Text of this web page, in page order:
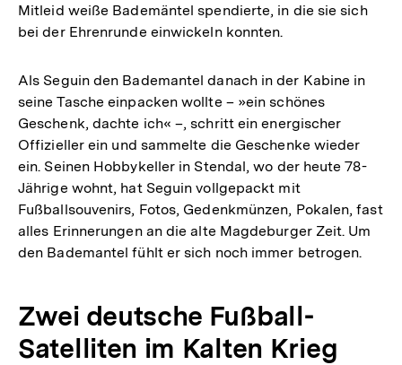
Mitleid weiße Bademäntel spendierte, in die sie sich
bei der Ehrenrunde einwickeln konnten.
Als Seguin den Bademantel danach in der Kabine in
seine Tasche einpacken wollte – »ein schönes
Geschenk, dachte ich« –, schritt ein energischer
Offizieller ein und sammelte die Geschenke wieder
ein. Seinen Hobbykeller in Stendal, wo der heute 78-
Jährige wohnt, hat Seguin vollgepackt mit
Fußballsouvenirs, Fotos, Gedenkmünzen, Pokalen, fast
alles Erinnerungen an die alte Magdeburger Zeit. Um
den Bademantel fühlt er sich noch immer betrogen.
Zwei deutsche Fußball-
Satelliten im Kalten Krieg